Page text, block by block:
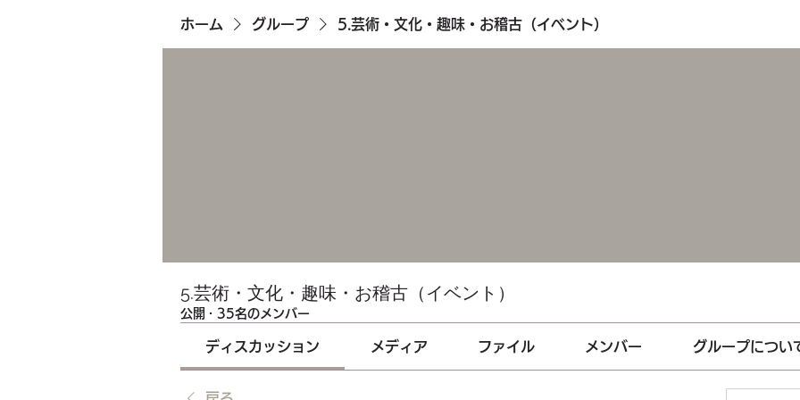
ホーム グループ 5.芸術・文化・趣味・お稽古（イベント）
5.芸術・文化・趣味・お稽古（イベント）
公開 · 35名のメンバー
ディスカッション メディア ファイル メンバー グループについ